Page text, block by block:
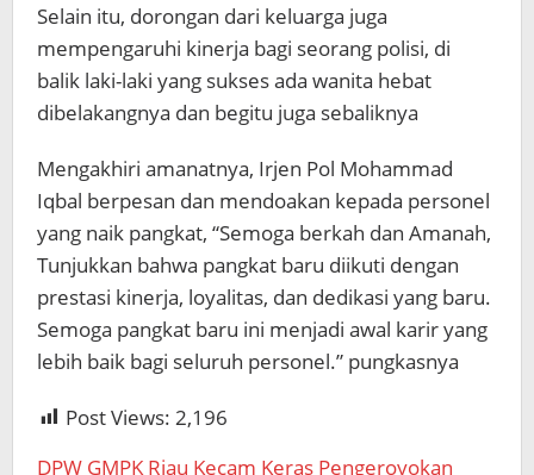
Selain itu, dorongan dari keluarga juga
mempengaruhi kinerja bagi seorang polisi, di
balik laki-laki yang sukses ada wanita hebat
dibelakangnya dan begitu juga sebaliknya
Mengakhiri amanatnya, Irjen Pol Mohammad
Iqbal berpesan dan mendoakan kepada personel
yang naik pangkat, “Semoga berkah dan Amanah,
Tunjukkan bahwa pangkat baru diikuti dengan
prestasi kinerja, loyalitas, dan dedikasi yang baru.
Semoga pangkat baru ini menjadi awal karir yang
lebih baik bagi seluruh personel.” pungkasnya
Post Views: 2,196
DPW GMPK Riau Kecam Keras Pengeroyokan